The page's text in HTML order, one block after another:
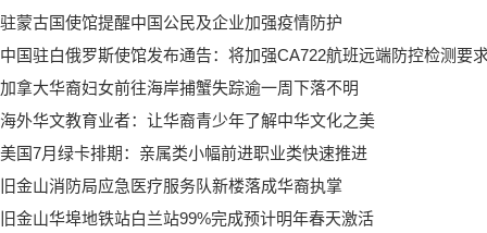
驻蒙古国使馆提醒中国公民及企业加强疫情防护
中国驻白俄罗斯使馆发布通告：将加强CA722航班远端防控检测要
加拿大华裔妇女前往海岸捕蟹失踪逾一周下落不明
海外华文教育业者：让华裔青少年了解中华文化之美
美国7月绿卡排期：亲属类小幅前进职业类快速推进
旧金山消防局应急医疗服务队新楼落成华裔执掌
旧金山华埠地铁站白兰站99%完成预计明年春天激活